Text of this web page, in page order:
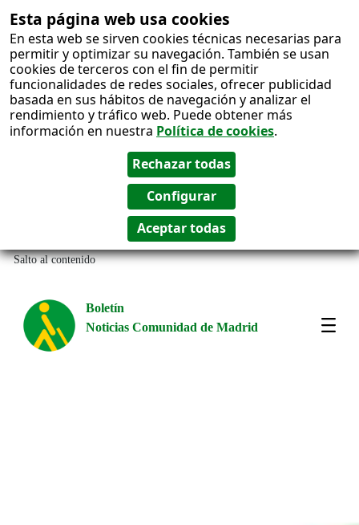
Esta página web usa cookies
En esta web se sirven cookies técnicas necesarias para
permitir y optimizar su navegación. También se usan
cookies de terceros con el fin de permitir
funcionalidades de redes sociales, ofrecer publicidad
basada en sus hábitos de navegación y analizar el
rendimiento y tráfico web. Puede obtener más
información en nuestra Política de cookies.
Salto al contenido
Boletín
Noticias Comunidad de Madrid